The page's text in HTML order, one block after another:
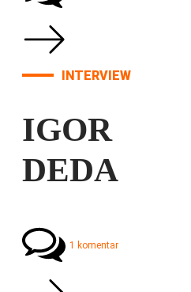
INTERVIEW
IGOR
DEDA
1 komentar